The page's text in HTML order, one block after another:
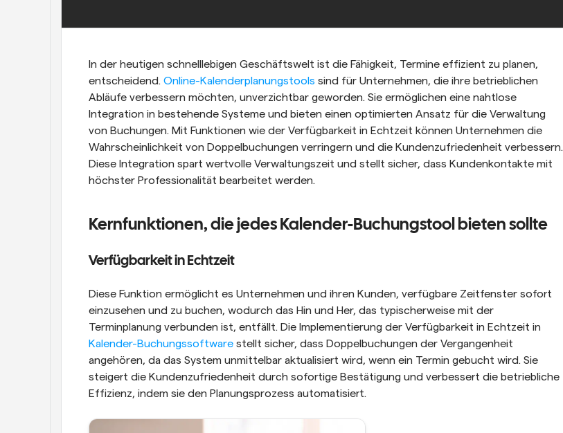
In der heutigen schnelllebigen Geschäftswelt ist die Fähigkeit, Termine effizient zu planen,
entscheidend. Online-Kalenderplanungstools sind für Unternehmen, die ihre betrieblichen
Abläufe verbessern möchten, unverzichtbar geworden. Sie ermöglichen eine nahtlose
Integration in bestehende Systeme und bieten einen optimierten Ansatz für die Verwaltung
von Buchungen. Mit Funktionen wie der Verfügbarkeit in Echtzeit können Unternehmen die
Wahrscheinlichkeit von Doppelbuchungen verringern und die Kundenzufriedenheit verbessern.
Diese Integration spart wertvolle Verwaltungszeit und stellt sicher, dass Kundenkontakte mit
höchster Professionalität bearbeitet werden.
Kernfunktionen, die jedes Kalender-Buchungstool bieten sollte
Verfügbarkeit in Echtzeit
Diese Funktion ermöglicht es Unternehmen und ihren Kunden, verfügbare Zeitfenster sofort
einzusehen und zu buchen, wodurch das Hin und Her, das typischerweise mit der
Kalender-Buchungssoftware stellt sicher, dass Doppelbuchungen der Vergangenheit
angehören, da das System unmittelbar aktualisiert wird, wenn ein Termin gebucht wird. Sie
steigert die Kundenzufriedenheit durch sofortige Bestätigung und verbessert die betriebliche
Effizienz, indem sie den Planungsprozess automatisiert.